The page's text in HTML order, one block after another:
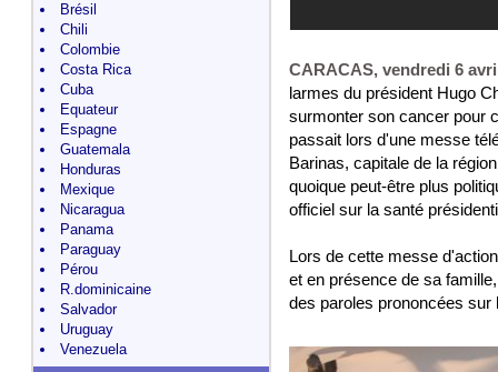
CARACAS, vendredi 6
larmes du président Hugo
surmonter son cancer pour
passait lors d'une messe
Barinas, capitale de la
quoique peut-être plus
officiel sur la santé
Lors de cette messe
et en présence de sa
des paroles prononcées sur
Brésil
Chili
Colombie
Costa Rica
Cuba
Equateur
Espagne
Guatemala
Honduras
Mexique
Nicaragua
Panama
Paraguay
Pérou
R.dominicaine
Salvador
Uruguay
Venezuela